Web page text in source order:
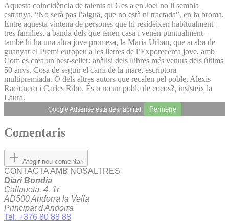
Aquesta coincidència de talents al Ges a en Joel no li sembla
estranya. “No serà pas l’aigua, que no està ni tractada”, en fa broma.
Entre aquesta vintena de persones que hi resideixen habitualment –
tres famílies, a banda dels que tenen casa i venen puntualment–
també hi ha una altra jove promesa, la Maria Urban, que acaba de
guanyar el Premi europeu a les lletres de l’Exporecerca jove, amb
Com es crea un best-seller: anàlisi dels llibres més venuts dels últims
50 anys. Cosa de seguir el camí de la mare, escriptora
multipremiada. O dels altres autors que recalen pel poble, Alexis
Racionero i Carles Ribó. És o no un poble de cocos?, insisteix la
Laura.
Google Adsense està deshabilitat. Permetre
Comentaris
Afegir nou comentari
CONTACTA AMB NOSALTRES
Diari Bondia
Callaueta, 4, 1r
AD500 Andorra la Vella
Principat d'Andorra
Tel. +376 80 88 88